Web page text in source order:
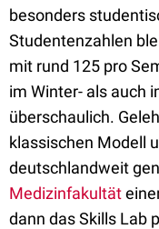
besonders
Studentenzahlen
mit rund 125 pro
im Winter- als auch
überschaulich.
klassischen Modell
deutschlandweit
Medizinfakultät
dann das Skills Lab